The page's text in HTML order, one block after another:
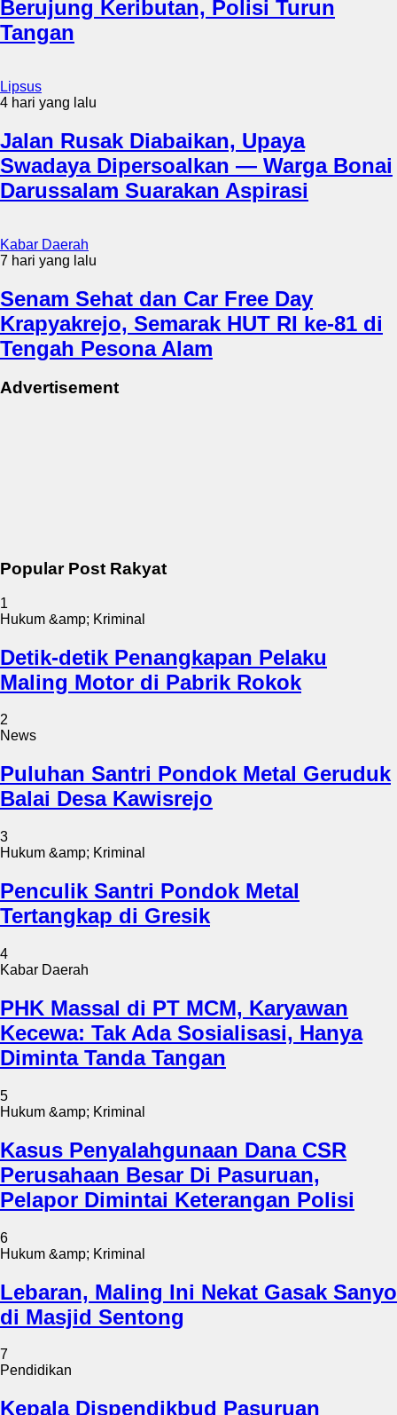
Berujung Keributan, Polisi Turun
Tangan
Lipsus
4 hari yang lalu
Jalan Rusak Diabaikan, Upaya
Swadaya Dipersoalkan — Warga Bonai
Darussalam Suarakan Aspirasi
Kabar Daerah
7 hari yang lalu
Senam Sehat dan Car Free Day
Krapyakrejo, Semarak HUT RI ke-81 di
Tengah Pesona Alam
Advertisement
Popular Post Rakyat
1
Hukum &amp; Kriminal
Detik-detik Penangkapan Pelaku
Maling Motor di Pabrik Rokok
2
News
Puluhan Santri Pondok Metal Geruduk
Balai Desa Kawisrejo
3
Hukum &amp; Kriminal
Penculik Santri Pondok Metal
Tertangkap di Gresik
4
Kabar Daerah
PHK Massal di PT MCM, Karyawan
Kecewa: Tak Ada Sosialisasi, Hanya
Diminta Tanda Tangan
5
Hukum &amp; Kriminal
Kasus Penyalahgunaan Dana CSR
Perusahaan Besar Di Pasuruan,
Pelapor Dimintai Keterangan Polisi
6
Hukum &amp; Kriminal
Lebaran, Maling Ini Nekat Gasak Sanyo
di Masjid Sentong
7
Pendidikan
Kepala Dispendikbud Pasuruan